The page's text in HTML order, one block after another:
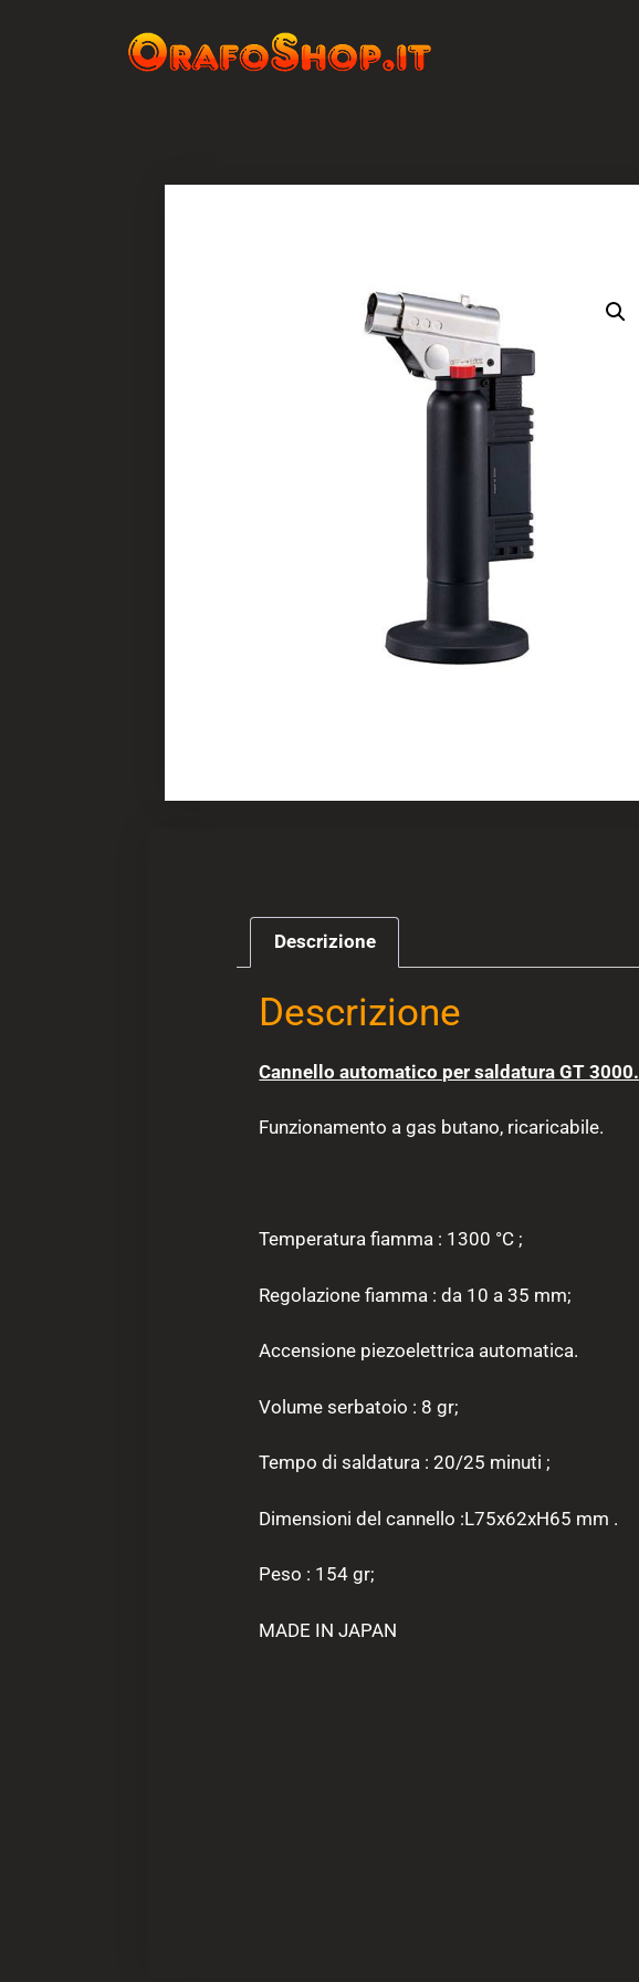
Descrizione
Descrizione
Cannello automatico per saldatura GT 3000.
Funzionamento a gas butano, ricaricabile.
Temperatura fiamma : 1300 °C ;
Regolazione fiamma : da 10 a 35 mm;
Accensione piezoelettrica automatica.
Volume serbatoio : 8 gr;
Tempo di saldatura : 20/25 minuti ;
Dimensioni del cannello :L75x62xH65 mm .
Peso : 154 gr;
MADE IN JAPAN